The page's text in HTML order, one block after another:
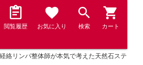
閲覧履歴 お気に入り 検索 カート
絡リンパ整体師が本気で考えた天然石スティッ